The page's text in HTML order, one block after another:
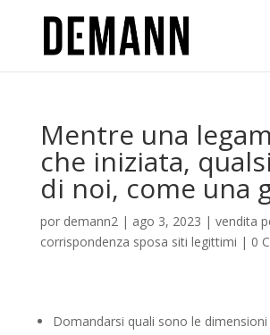
Mentre una
che iniziata,
di noi, come una
por demann2| ago 3, 2023 | vendita
corrispondenza sposa siti legittimi | 0
Domandarsi quali sono le